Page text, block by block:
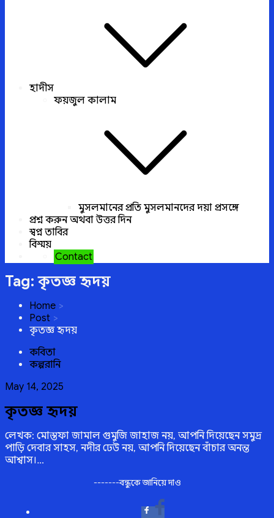
হাদীস
ফয়জুল কালাম
মুসলমানের প্রতি মুসলমানদের দয়া প্রসঙ্গে
প্রশ্ন করুন অথবা উত্তর দিন
স্বপ্ন তাবির
বিস্ময়
Contact
Tag:কৃতজ্ঞ হৃদয়
Home
Post
কৃতজ্ঞ হৃদয়
কবিতা
কল্পরানি
Posted
May 14, 2025
কৃতজ্ঞ হৃদয়
লেখক: মোস্তফা জামাল গুমুজি জাহাজ নয়, আপনি দিয়েছেন সমুদ্র
পাড়ি দেবার সাহস, নদীর ঢেউ নয়, আপনি দিয়েছেন বাঁচার অনন্ত
আশ্বাস।…
-------বন্ধুকে জানিয়ে দাও